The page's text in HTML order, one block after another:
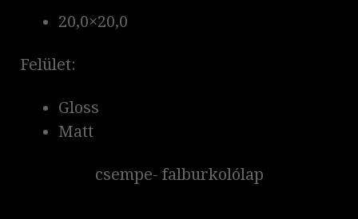
20,0×20,0
Felület:
Gloss
Matt
csempe- falburkolólap